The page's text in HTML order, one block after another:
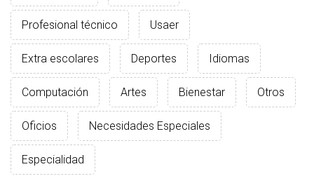
Profesional técnico Usaer
Extra escolares Deportes Idiomas
Computación Artes Bienestar Otros
Oficios Necesidades Especiales
Especialidad